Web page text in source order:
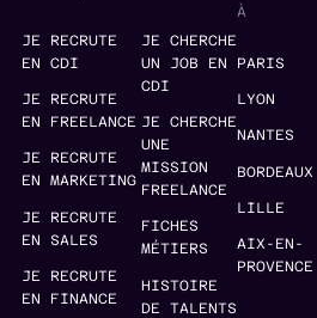
JE RECRUTE
EN CDI
JE RECRUTE
EN FREELANCE
JE RECRUTE
EN MARKETING
JE RECRUTE
EN SALES
JE RECRUTE
EN FINANCE
JE CHERCHE
UN JOB EN
CDI
JE CHERCHE
UNE
MISSION
FREELANCE
FICHES
MÉTIERS
HISTOIRE
DE TALENTS
À
PARIS
LYON
NANTES
BORDEAUX
LILLE
AIX-EN-
PROVENCE